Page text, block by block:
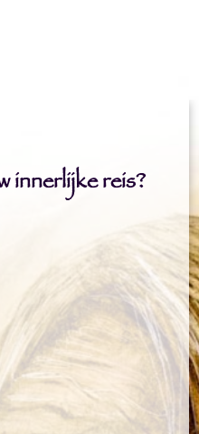
innerlijke reis?